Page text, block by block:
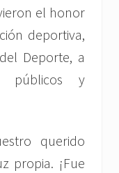
el honor
deportiva,
Deporte, a
públicos y
querido
propia. ¡Fue